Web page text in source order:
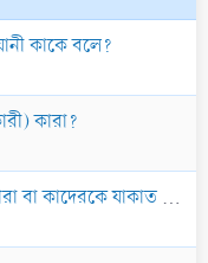
কাকে বলে?
কারা?
কাদেরকে যাকাত দিবেন?